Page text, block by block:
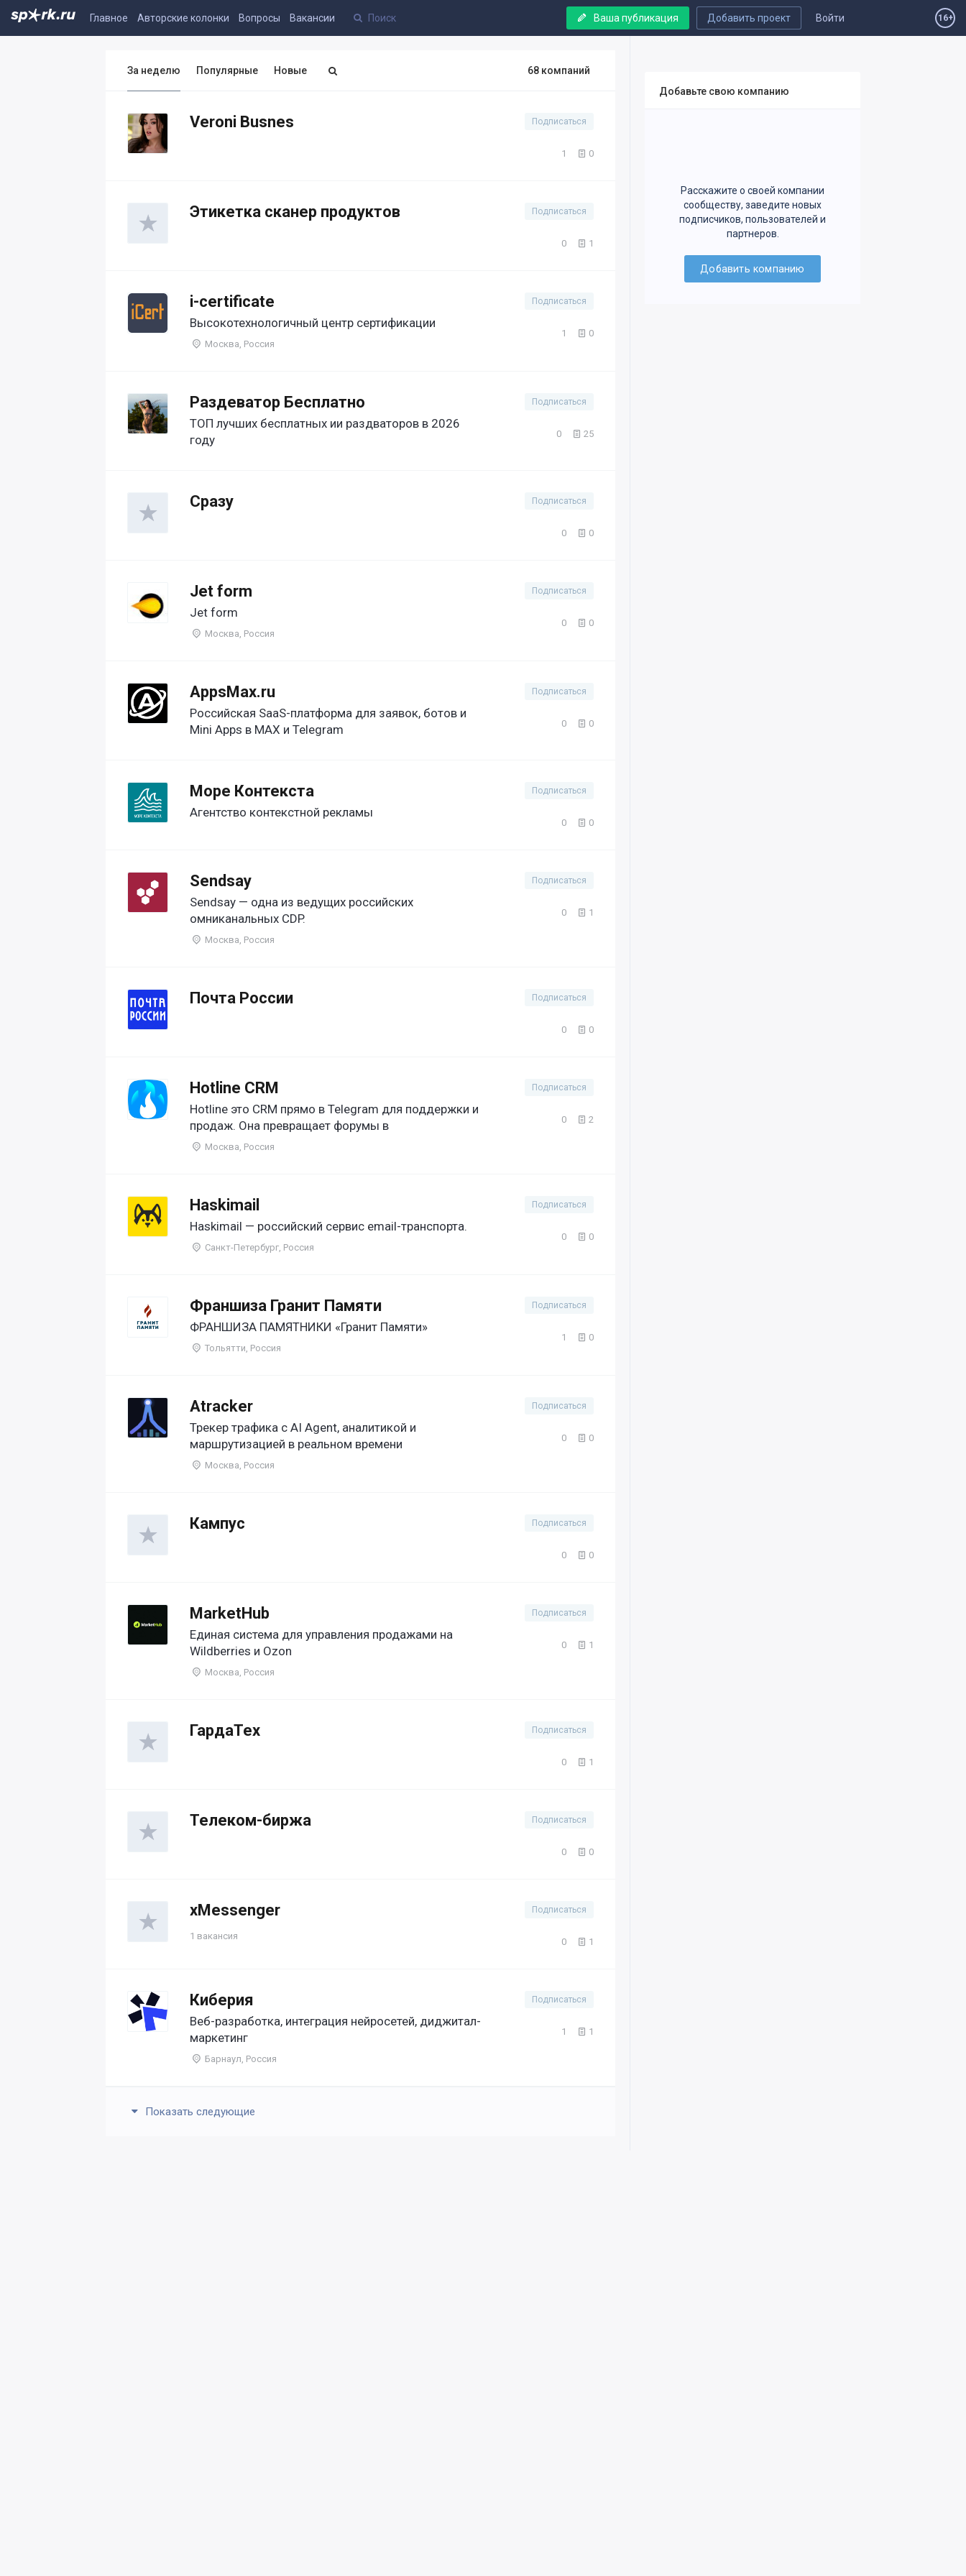
Войти
Добавить проект
Главное Авторские колонки Вопросы Вакансии Ваша публикация 16+
Добавьте свою компанию
Расскажите о своей компании
сообществу, заведите новых
подписчиков, пользователей и
партнеров.
Добавить компанию
За неделю Популярные Новые 68 компаний
Veroni Busnes Подписаться
1 0
Этикетка сканер продуктов Подписаться
0 1
i-certificate
Высокотехнологичный центр сертификации
Москва, Россия
Подписаться
1 0
Раздеватор Бесплатно
ТОП лучших бесплатных ии раздваторов в 2026
году
Подписаться
0 25
Сразу Подписаться
0 0
Jet form
Jet form
Москва, Россия
Подписаться
0 0
AppsMax.ru
Российская SaaS-платформа для заявок, ботов и
Mini Apps в MAX и Telegram
Подписаться
0 0
Море Контекста
Агентство контекстной рекламы
Подписаться
0 0
Sendsay
Sendsay — одна из ведущих российских
омниканальных CDP.
Москва, Россия
Подписаться
0 1
Почта России Подписаться
0 0
Hotline CRM
Hotline это CRM прямо в Telegram для поддержки и
продаж. Она превращает форумы в
Москва, Россия
Подписаться
0 2
Haskimail
Haskimail — российский сервис email-транспорта.
Санкт-Петербург, Россия
Подписаться
0 0
Франшиза Гранит Памяти
ФРАНШИЗА ПАМЯТНИКИ «Гранит Памяти»
Тольятти, Россия
Подписаться
1 0
Atracker
Трекер трафика с AI Agent, аналитикой и
маршрутизацией в реальном времени
Москва, Россия
Подписаться
0 0
Кампус Подписаться
0 0
MarketHub
Единая система для управления продажами на
Wildberries и Ozon
Москва, Россия
Подписаться
0 1
ГардаТех Подписаться
0 1
Телеком-биржа Подписаться
0 0
xMessenger
1 вакансия
Подписаться
0 1
Киберия
Веб-разработка, интеграция нейросетей, диджитал-
маркетинг
Барнаул, Россия
Подписаться
1 1
Показать следующие